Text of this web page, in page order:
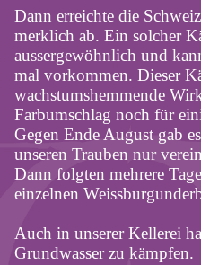
Dann erreichte die
merklich ab. Ein solcher
aussergewöhnlich und
mal vorkommen. Dieser
wachstumshemmende
Farbumschlag noch für
Gegen Ende August gab
unseren Trauben nur
Dann folgten mehrere
einzelnen
Auch in unserer Kellerei
Grundwasser zu kämpfen.